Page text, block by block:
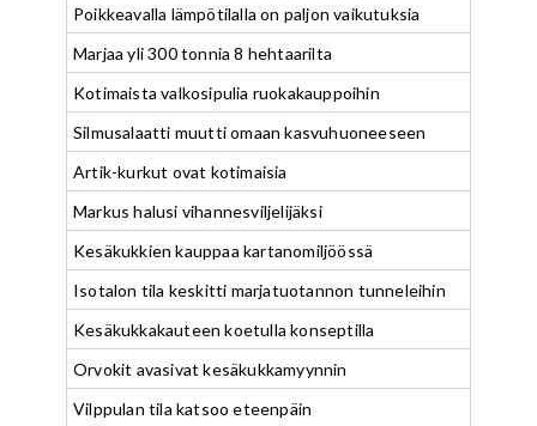
Poikkeavalla lämpötilalla on paljon vaikutuksia
Marjaa yli 300 tonnia 8 hehtaarilta
Kotimaista valkosipulia ruokakauppoihin
Silmusalaatti muutti omaan kasvuhuoneeseen
Artik-kurkut ovat kotimaisia
Markus halusi vihannesviljelijäksi
Kesäkukkien kauppaa kartanomiljöössä
Isotalon tila keskitti marjatuotannon tunneleihin
Kesäkukkakauteen koetulla konseptilla
Orvokit avasivat kesäkukkamyynnin
Vilppulan tila katsoo eteenpäin